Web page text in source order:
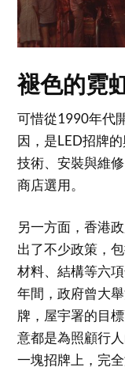
褪色的霓
可惜從1990年代
因，是LED招牌
技術、安裝與維
商店選用。
另一方面，香港
出了不少政策，
材料、結構等六
年間，政府曾大
牌，屋宇署的目
意都是為照顧行
一塊招牌上，完